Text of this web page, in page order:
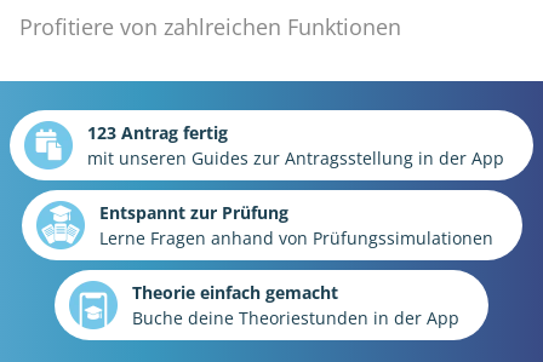
Profitiere von zahlreichen Funktionen
123 Antrag fertig
mit unseren Guides zur Antragsstellung in der App
Entspannt zur Prüfung
Lerne Fragen anhand von Prüfungssimulationen
Theorie einfach gemacht
Buche deine Theoriestunden in der App